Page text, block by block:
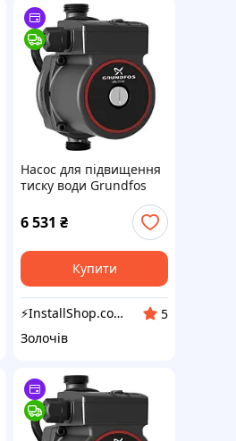
Насос для підвищення
тиску води Grundfos
6 531 ₴
Купити
⚡InstallShop.com.ua⚡
5
Золочів